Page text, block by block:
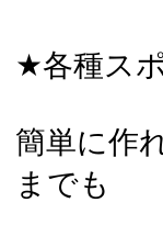
★各種ス
簡単に作
までも